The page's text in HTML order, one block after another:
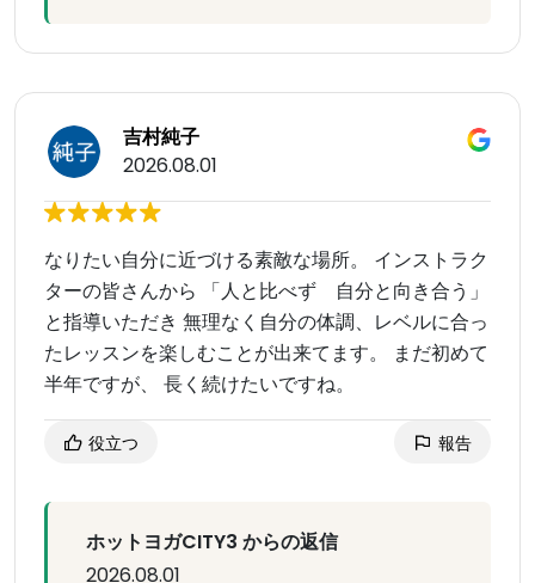
吉村純子
2026.08.01
なりたい自分に近づける素敵な場所。 インストラク
ターの皆さんから 「人と比べず 自分と向き合う」
と指導いただき 無理なく自分の体調、レベルに合っ
たレッスンを楽しむことが出来てます。 まだ初めて
半年ですが、 長く続けたいですね。
役立つ 報告
ホットヨガCITY3 からの返信
2026.08.01